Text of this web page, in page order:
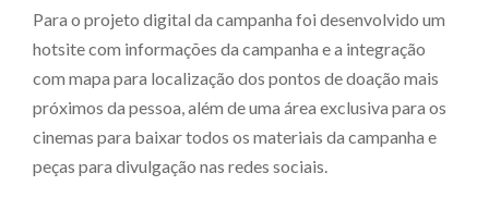
Para o projeto digital da campanha foi desenvolvido um
hotsite com informações da campanha e a integração
com mapa para localização dos pontos de doação mais
próximos da pessoa, além de uma área exclusiva para os
cinemas para baixar todos os materiais da campanha e
peças para divulgação nas redes sociais.